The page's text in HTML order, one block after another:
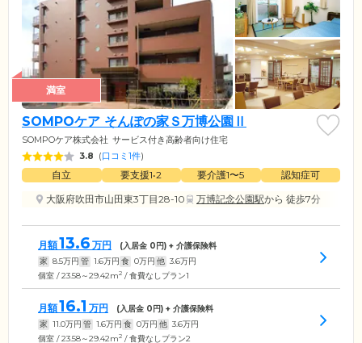
満室
SOMPOケア そんぽの家Ｓ万博公園Ⅱ
SOMPOケア株式会社 サービス付き高齢者向け住宅
3.8 (口コミ1件)
自立 要支援1•2 要介護1〜5
認知症可
大阪府吹田市山田東3丁目28-10
万博記念公園駅から 徒歩7分
月額13.6 万円 (入居金 0円) + 介護保険料
家 8.5万円 管 1.6万円 食 0万円 他 3.6万円
個室 / 23.58～29.42m2 / 食費なしプラン1
月額16.1 万円 (入居金 0円) + 介護保険料
家 11.0万円 管 1.6万円 食 0万円 他 3.6万円
個室 / 23.58～29.42m2 / 食費なしプラン2